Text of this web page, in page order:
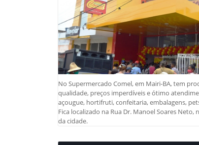
No Supermercado Comel, em Mairi-BA, tem
qualidade, preços imperdíveis e ótimo
açougue, hortifruti, confeitaria, embalagens,
Fica localizado na Rua Dr. Manoel Soares Neto,
da cidade.